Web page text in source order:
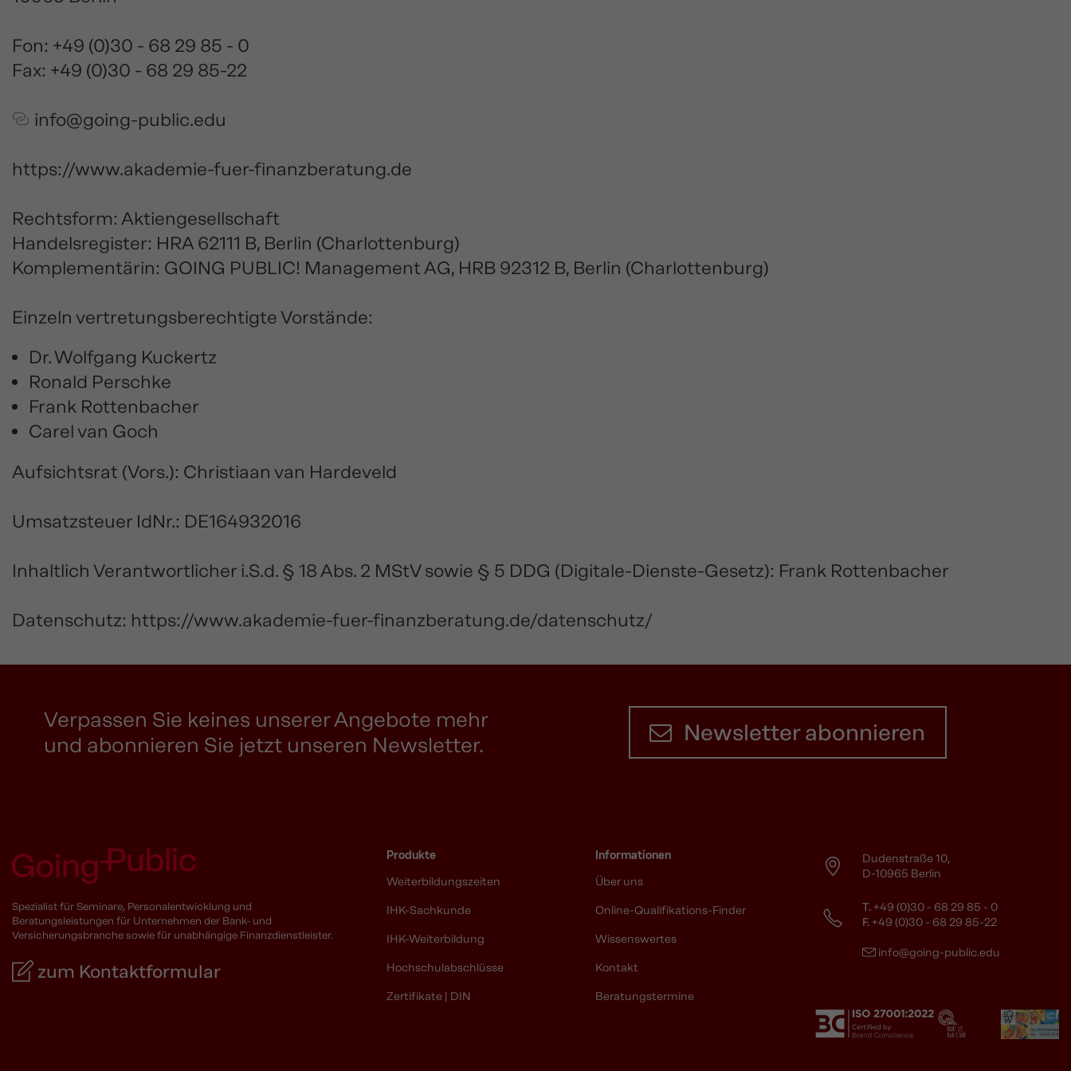
Fon: +49 (0)30 - 68 29 85 - 0
Fax: +49 (0)30 - 68 29 85-22
info@going-public.edu
https://www.akademie-fuer-finanzberatung.de
Rechtsform: Aktiengesellschaft
Handelsregister: HRA 62111 B, Berlin (Charlottenburg)
Komplementärin: GOING PUBLIC! Management AG, HRB 92312 B, Berlin (Charlottenburg)
Einzeln vertretungsberechtigte Vorstände:
Dr. Wolfgang Kuckertz
Ronald Perschke
Frank Rottenbacher
Carel van Goch
Aufsichtsrat (Vors.): Christiaan van Hardeveld
Umsatzsteuer IdNr.: DE164932016
Inhaltlich Verantwortlicher i.S.d. § 18 Abs. 2 MStV sowie § 5 DDG (Digitale-Dienste-Gesetz): Frank Rottenbacher
Datenschutz: https://www.akademie-fuer-finanzberatung.de/datenschutz/
Verpassen Sie keines unserer Angebote mehr
und abonnieren Sie jetzt unseren Newsletter.
Newsletter abonnieren
Spezialist für Seminare, Personalentwicklung und
Beratungsleistungen für Unternehmen der Bank- und
Versicherungsbranche sowie für unabhängige Finanzdienstleister.
zum Kontaktformular
Produkte
Weiterbildungszeiten
IHK-Sachkunde
IHK-Weiterbildung
Hochschulabschlüsse
Zertifikate | DIN
Informationen
Über uns
Online-Qualifikations-Finder
Wissenswertes
Kontakt
Beratungstermine
Dudenstraße 10,
D-10965 Berlin
T. +49 (0)30 - 68 29 85 - 0
F.+49 (0)30 - 68 29 85-22
info@going-public.edu